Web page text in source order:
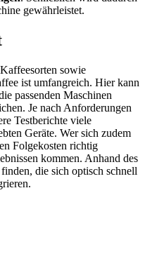
gewährleistet.
sowie
ist umfangreich. Hier kann
passenden Maschinen
Je nach Anforderungen
Testberichte viele
Geräte. Wer sich zudem
Folgekosten richtig
kommen. Anhand des
die sich optisch schnell